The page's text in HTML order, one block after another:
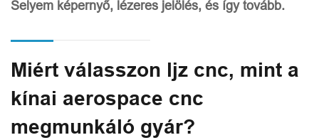
Selyem képernyő, lézeres jelölés, és így tovább.
Miért válasszon ljz cnc, mint a
kínai aerospace cnc
megmunkáló gyár?